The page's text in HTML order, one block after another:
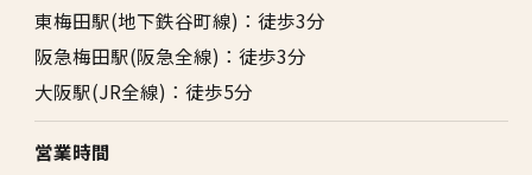
東梅田駅(地下鉄谷町線)：徒歩3分
阪急梅田駅(阪急全線)：徒歩3分
大阪駅(JR全線)：徒歩5分
営業時間